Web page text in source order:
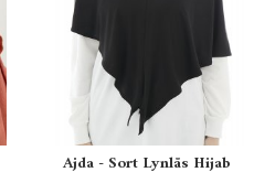
Ajda - Sort Lynlås Hijab